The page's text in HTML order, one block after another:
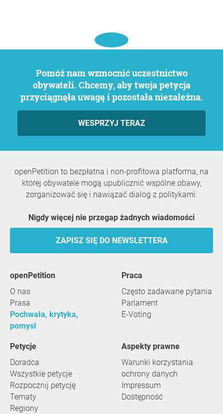
Pomóż nam wzmocnić uczestnictwo
obywateli. Chcemy, aby twoja petycja
przyciągnęła uwagę i pozostała niezależna.
WESPRZYJ TERAZ
openPetition to bezpłatna i non-profitowa platforma, na
której obywatele mogą upublicznić wspólne obawy,
zorganizować się i nawiązać dialog z politykami.
Nigdy więcej nie przegap żadnych wiadomości
ZAPISZ SIĘ DO NEWSLETTERA
openPetition
O nas
Prasa
Pochwała, krytyka,
pomysł
praca
Często zadawane pytania
Parlament
E-Voting
Petycje
Doradca
Wszystkie petycje
Rozpocznij petycję
Tematy
Regiony
Aspekty prawne
Warunki korzystania
ochrony danych
Impressum
Dostępność